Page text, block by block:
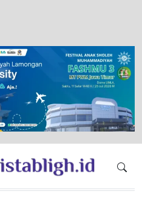
Islam Berkemajuan dan